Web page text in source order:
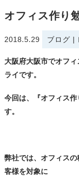
オフィス作り
2018.5.29 ブログ |
大阪府大阪市でオフ
ライです。
今回は、『オフィス
す。
弊社では、オフィス
客様を対象に